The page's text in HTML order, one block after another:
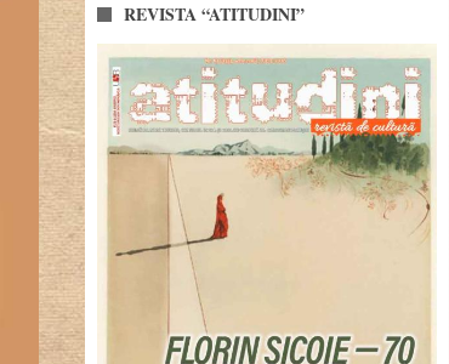
REVISTA “ATITUDINI”